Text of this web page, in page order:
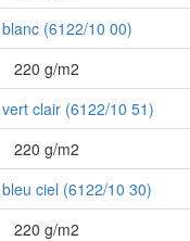
(6122/10 00)
220 g/m2
clair (6122/10 51)
220 g/m2
ciel (6122/10 30)
220 g/m2